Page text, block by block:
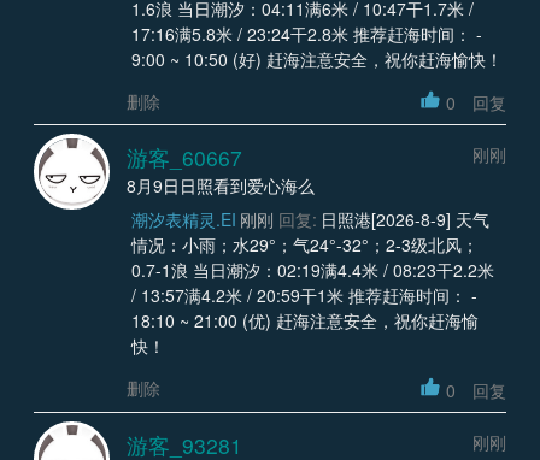
1.6浪 当日潮汐：04:11满6米 / 10:47干1.7米 /
17:16满5.8米 / 23:24干2.8米 推荐赶海时间： -
9:00 ~ 10:50 (好) 赶海注意安全，祝你赶海愉快！
删除
0 回复
游客_60667
刚刚
8月9日日照看到爱心海么
潮汐表精灵.EI 刚刚 回复: 日照港[2026-8-9] 天气
情况：小雨；水29°；气24°-32°；2-3级北风；
0.7-1浪 当日潮汐：02:19满4.4米 / 08:23干2.2米
/ 13:57满4.2米 / 20:59干1米 推荐赶海时间： -
18:10 ~ 21:00 (优) 赶海注意安全，祝你赶海愉
快！
删除
0 回复
游客_93281
刚刚